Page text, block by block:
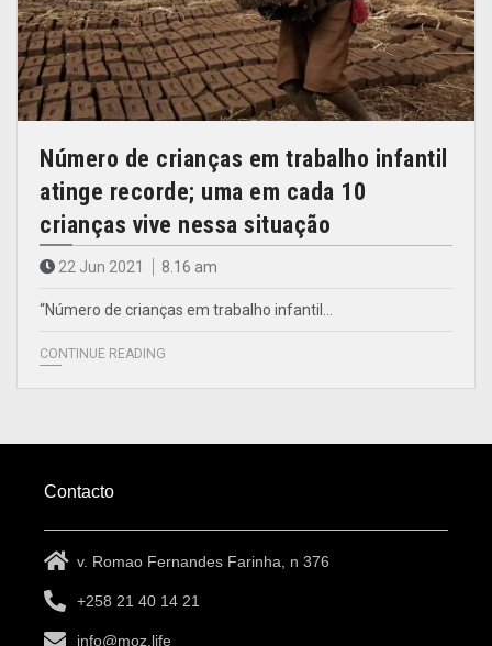
Número de crianças em trabalho infantil
atinge recorde; uma em cada 10
crianças vive nessa situação
22 Jun 2021 8.16 am
“Número de crianças em trabalho infantil…
CONTINUE READING
Contacto
v. Romao Fernandes Farinha, n 376
+258 21 40 14 21
info@moz.life